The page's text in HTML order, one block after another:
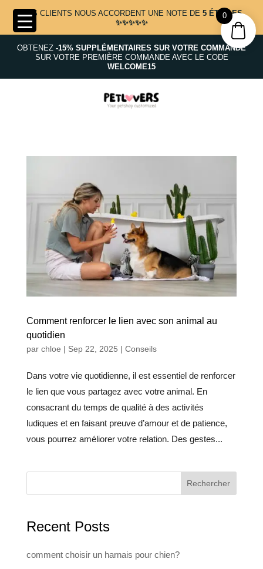
NOS CLIENTS NOUS ACCORDENT UNE NOTE DE5 ÉTOILES
✨✨✨✨✨
OBTENEZ -15% SUPPLÉMENTAIRES SUR VOTRE COMMANDE
SUR VOTRE PREMIÈRE COMMANDE AVEC LE CODE
WELCOME15
Comment renforcer le lien avec son animal au
quotidien
par chloe | Sep 22, 2025 | Conseils
Dans votre vie quotidienne, il est essentiel de renforcer
le lien que vous partagez avec votre animal. En
consacrant du temps de qualité à des activités
ludiques et en faisant preuve d’amour et de patience,
vous pourrez améliorer votre relation. Des gestes...
Rechercher
Recent Posts
comment choisir un harnais pour chien?
0